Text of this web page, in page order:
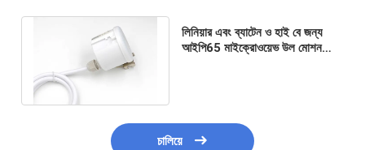
লিনিয়ার এবং ব্যাটেন ও হাই বে জন্য
আইপি65 মাইক্রোওয়েভ উল মোশন
চালিয়ে